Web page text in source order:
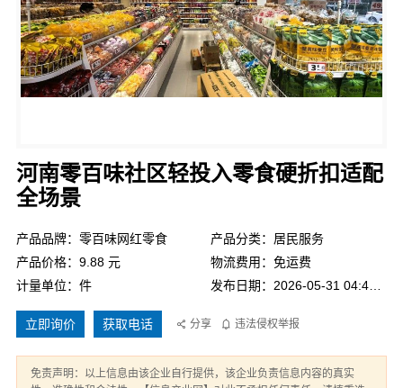
河南零百味社区轻投入零食硬折扣适配
全场景
产品品牌：零百味网红零食
产品分类：居民服务
产品价格：9.88 元
物流费用：免运费
计量单位：件
立即询价 获取电话 分享 违法侵权举报
免责声明：以上信息由该企业自行提供，该企业负责信息内容的真实